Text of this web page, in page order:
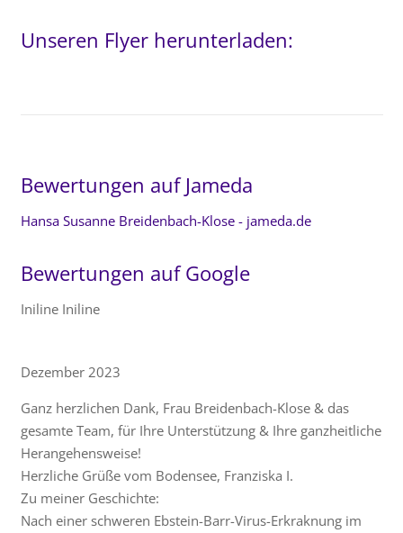
Unseren Flyer herunterladen:
Bewertungen auf Jameda
Hansa Susanne Breidenbach-Klose - jameda.de
Bewertungen auf Google
Iniline Iniline
Dezember 2023
Ganz herzlichen Dank, Frau Breidenbach-Klose & das
gesamte Team, für Ihre Unterstützung & Ihre ganzheitliche
Herangehensweise!
Herzliche Grüße vom Bodensee, Franziska I.
Zu meiner Geschichte:
Nach einer schweren Ebstein-Barr-Virus-Erkraknung im